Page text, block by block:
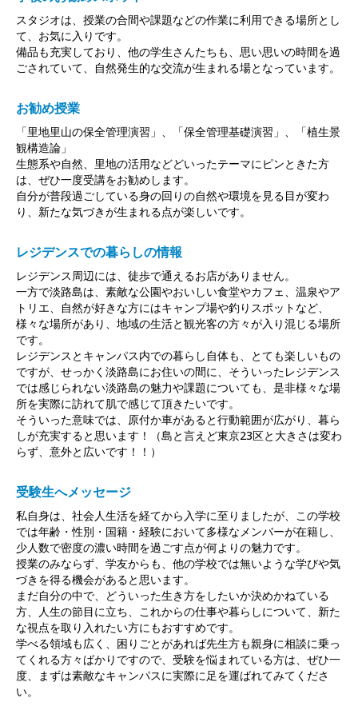
スタジオは、授業の合間や課題などの作業に利用できる場所とし
て、お気に入りです。
備品も充実しており、他の学生さんたちも、思い思いの時間を過
ごされていて、自然発生的な交流が生まれる場となっています。
お勧め授業
「里地里山の保全管理演習」、「保全管理基礎演習」、「植生景
観構造論」
生態系や自然、里地の活用などどいったテーマにピンときた方
は、ぜひ一度受講をお勧めします。
自分が普段過ごしている身の回りの自然や環境を見る目が変わ
り、新たな気づきが生まれる点が楽しいです。
レジデンスでの暮らしの情報
レジデンス周辺には、徒歩で通えるお店がありません。
一方で淡路島は、素敵な公園やおいしい食堂やカフェ、温泉やア
トリエ、自然が好きな方にはキャンプ場や釣りスポットなど、
様々な場所があり、地域の生活と観光客の方々が入り混じる場所
です。
レジデンスとキャンパス内での暮らし自体も、とても楽しいもの
ですが、せっかく淡路島にお住いの間に、そういったレジデンス
では感じられない淡路島の魅力や課題についても、是非様々な場
所を実際に訪れて肌で感じて頂きたいです。
そういった意味では、原付か車があると行動範囲が広がり、暮ら
しが充実すると思います！（島と言えど東京23区と大きさは変わ
らず、意外と広いです！！）
受験生へメッセージ
私自身は、社会人生活を経てから入学に至りましたが、この学校
では年齢・性別・国籍・経験において多様なメンバーが在籍し、
少人数で密度の濃い時間を過ごす点が何よりの魅力です。
授業のみならず、学友からも、他の学校では無いような学びや気
づきを得る機会があると思います。
まだ自分の中で、どういった生き方をしたいか決めかねている
方、人生の節目に立ち、これからの仕事や暮らしについて、新た
な視点を取り入れたい方にもおすすめです。
学べる領域も広く、困りごとがあれば先生方も親身に相談に乗っ
てくれる方々ばかりですので、受験を悩まれている方は、ぜひ一
度、まずは素敵なキャンパスに実際に足を運ばれてみてくださ
い。